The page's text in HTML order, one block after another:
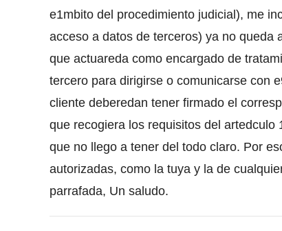
e1mbito del procedimiento judicial), me
acceso a datos de terceros) ya no queda
que actuareda como encargado de
tercero para dirigirse o comunicarse con
cliente deberedan tener firmado el
que recogiera los requisitos del
que no llego a tener del todo claro. Por
autorizadas, como la tuya y la de
parrafada, Un saludo.